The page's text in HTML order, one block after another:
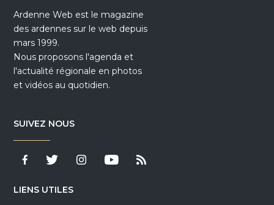
Ardenne Web est le magazine
des ardennes sur le web depuis
mars 1999.
Nous proposons l'agenda et
l'actualité régionale en photos
et vidéos au quotidien.
SUIVEZ NOUS
LIENS UTILES